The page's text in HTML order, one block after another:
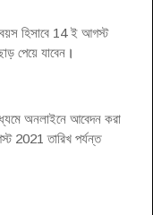
বয়স হিসাবে 14 ই আগস্ট
পেয়ে যাবেন ।
অনলাইনে আবেদন করা
2021 তারিখ পর্যন্ত